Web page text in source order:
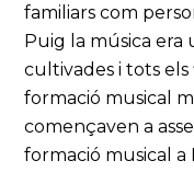
familiars com
Puig la música era
cultivades i tots
formació musical
començaven a
formació musical a